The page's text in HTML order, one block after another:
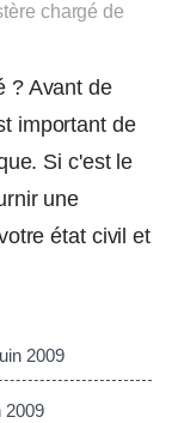
chargé de
? Avant de
important de
Si c'est le
une
état civil et
2009
2009